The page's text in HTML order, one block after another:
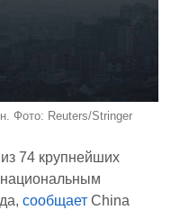
Фото: Reuters/Stringer
из 74 крупнейших
национальным
сообщает China